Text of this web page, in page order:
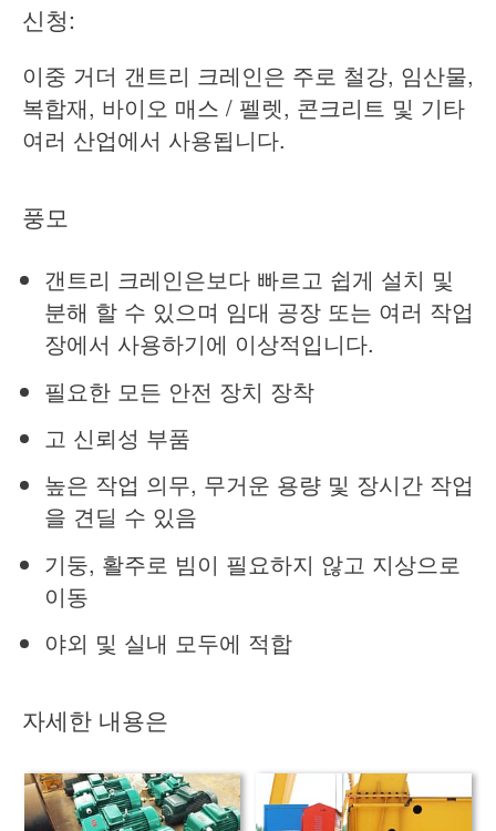
신청:
이중 거더 갠트리 크레인은 주로 철강, 임산물,
복합재, 바이오 매스 / 펠렛, 콘크리트 및 기타
여러 산업에서 사용됩니다.
풍모
갠트리 크레인은보다 빠르고 쉽게 설치 및
분해 할 수 있으며 임대 공장 또는 여러 작업
장에서 사용하기에 이상적입니다.
필요한 모든 안전 장치 장착
고 신뢰성 부품
높은 작업 의무, 무거운 용량 및 장시간 작업
을 견딜 수 있음
기둥, 활주로 빔이 필요하지 않고 지상으로
이동
야외 및 실내 모두에 적합
자세한 내용은